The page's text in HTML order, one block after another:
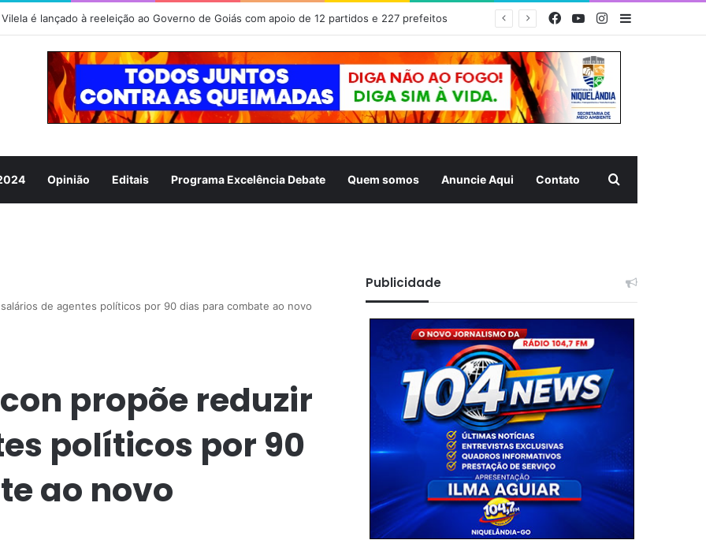
Vilela é lançado à reeleição ao Governo de Goiás com apoio de 12 partidos e 227 prefeitos FacebookYouTubeInstagram
Opinião Editais Programa Excelência Debate Quem somos Anuncie Aqui Contato
de agentes políticos por 90 dias para combate ao novo
propõe reduzir
políticos por 90
ao novo
Publicidade